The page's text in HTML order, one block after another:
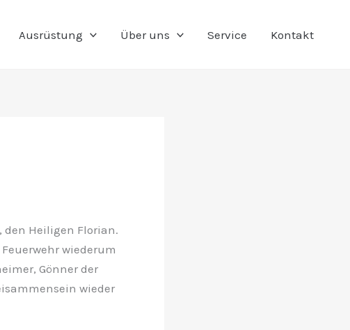
Ausrüstung Über uns Service Kontakt
den Heiligen Florian.
wiederum
Gönner der
wieder